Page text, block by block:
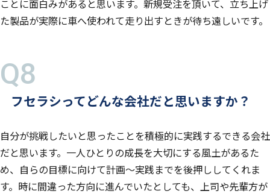
ことに面白みがあると思います。新規受注を頂いて、立ち上げ
た製品が実際に車へ使われて走り出すときが待ち遠しいです。
フセラシってどんな会社だと思いますか？
自分が挑戦したいと思ったことを積極的に実践するできる会社
だと思います。一人ひとりの成長を大切にする風土があるた
め、自らの目標に向けて計画～実践までを後押ししてくれま
す。時に間違った方向に進んでいたとしても、上司や先輩方が